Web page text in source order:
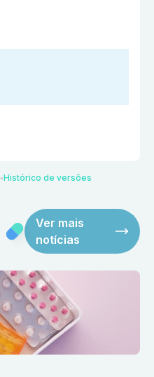
●Histórico de versões
Ver mais
notícias